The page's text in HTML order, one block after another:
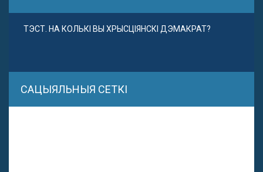
ТЭСТ. НА КОЛЬКІ ВЫ ХРЫСЦІЯНСКІ ДЭМАКРАТ?
САЦЫЯЛЬНЫЯ СЕТКІ